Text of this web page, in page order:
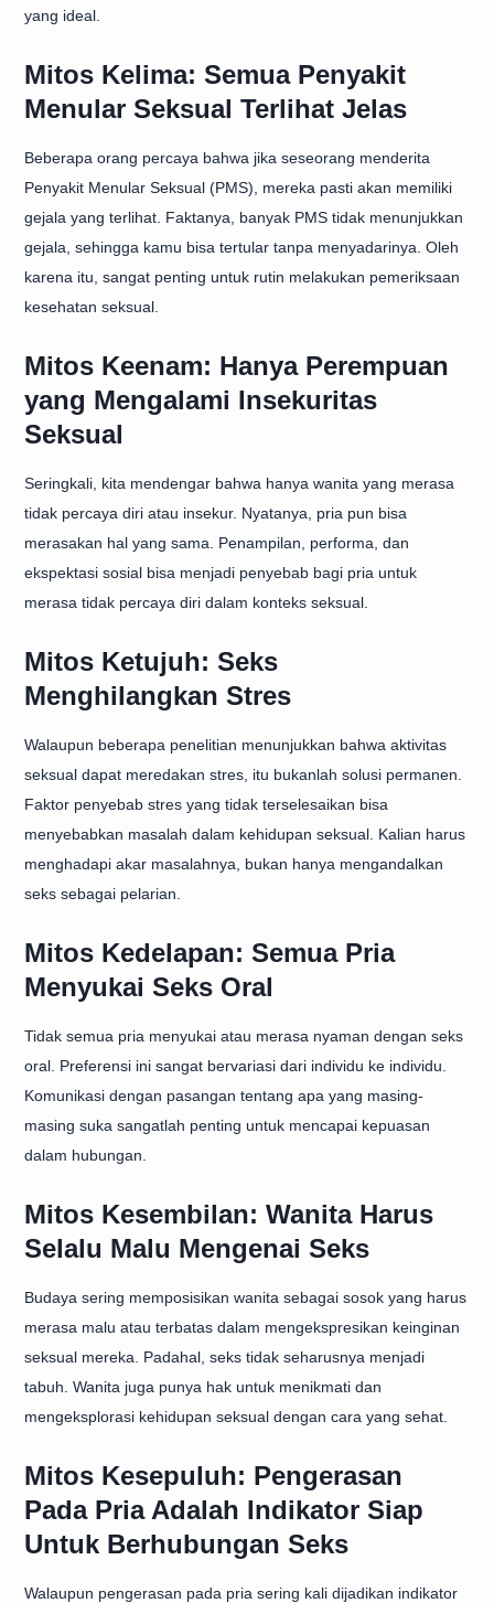
yang ideal.
Mitos Kelima: Semua Penyakit
Menular Seksual Terlihat Jelas
Beberapa orang percaya bahwa jika seseorang menderita
Penyakit Menular Seksual (PMS), mereka pasti akan memiliki
gejala yang terlihat. Faktanya, banyak PMS tidak menunjukkan
gejala, sehingga kamu bisa tertular tanpa menyadarinya. Oleh
karena itu, sangat penting untuk rutin melakukan pemeriksaan
kesehatan seksual.
Mitos Keenam: Hanya Perempuan
yang Mengalami Insekuritas
Seksual
Seringkali, kita mendengar bahwa hanya wanita yang merasa
tidak percaya diri atau insekur. Nyatanya, pria pun bisa
merasakan hal yang sama. Penampilan, performa, dan
ekspektasi sosial bisa menjadi penyebab bagi pria untuk
merasa tidak percaya diri dalam konteks seksual.
Mitos Ketujuh: Seks
Menghilangkan Stres
Walaupun beberapa penelitian menunjukkan bahwa aktivitas
seksual dapat meredakan stres, itu bukanlah solusi permanen.
Faktor penyebab stres yang tidak terselesaikan bisa
menyebabkan masalah dalam kehidupan seksual. Kalian harus
menghadapi akar masalahnya, bukan hanya mengandalkan
seks sebagai pelarian.
Mitos Kedelapan: Semua Pria
Menyukai Seks Oral
Tidak semua pria menyukai atau merasa nyaman dengan seks
oral. Preferensi ini sangat bervariasi dari individu ke individu.
Komunikasi dengan pasangan tentang apa yang masing-
masing suka sangatlah penting untuk mencapai kepuasan
dalam hubungan.
Mitos Kesembilan: Wanita Harus
Selalu Malu Mengenai Seks
Budaya sering memposisikan wanita sebagai sosok yang harus
merasa malu atau terbatas dalam mengekspresikan keinginan
seksual mereka. Padahal, seks tidak seharusnya menjadi
tabuh. Wanita juga punya hak untuk menikmati dan
mengeksplorasi kehidupan seksual dengan cara yang sehat.
Mitos Kesepuluh: Pengerasan
Pada Pria Adalah Indikator Siap
Untuk Berhubungan Seks
Walaupun pengerasan pada pria sering kali dijadikan indikator